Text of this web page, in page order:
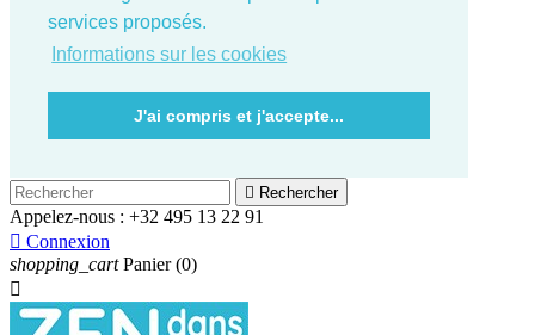
services proposés.
Informations sur les cookies
J'ai compris et j'accepte...
 Rechercher
Appelez-nous : +32 495 13 22 91
 Connexion
shopping_cart Panier (0)
